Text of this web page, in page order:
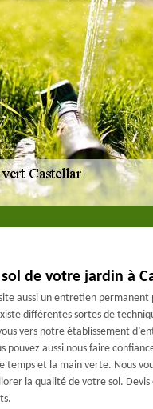
de votre jardin à
aussi un entretien
différentes sortes de
vers notre établissement
pouvez aussi nous faire
temps et la main verte. Nous
la qualité de votre sol.